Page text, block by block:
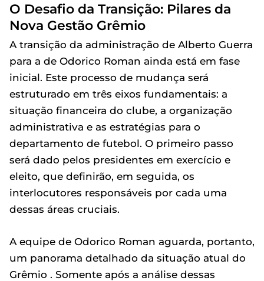
O Desafio da Transição: Pilares da
Nova Gestão Grêmio
A transição da administração de Alberto Guerra
para a de Odorico Roman ainda está em fase
inicial. Este processo de mudança será
estruturado em três eixos fundamentais: a
situação financeira do clube, a organização
administrativa e as estratégias para o
departamento de futebol. O primeiro passo
será dado pelos presidentes em exercício e
eleito, que definirão, em seguida, os
interlocutores responsáveis por cada uma
dessas áreas cruciais.
A equipe de Odorico Roman aguarda, portanto,
um panorama detalhado da situação atual do
Grêmio . Somente após a análise dessas